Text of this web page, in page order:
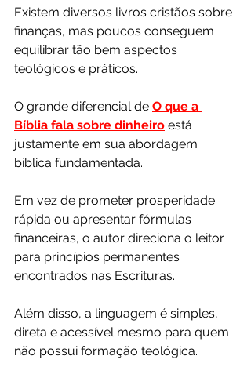
Existem diversos livros cristãos sobre
finanças, mas poucos conseguem
equilibrar tão bem aspectos
teológicos e práticos.
O grande diferencial de O que a
Bíblia fala sobre dinheiro está
justamente em sua abordagem
bíblica fundamentada.
Em vez de prometer prosperidade
rápida ou apresentar fórmulas
financeiras, o autor direciona o leitor
para princípios permanentes
encontrados nas Escrituras.
Além disso, a linguagem é simples,
direta e acessível mesmo para quem
não possui formação teológica.